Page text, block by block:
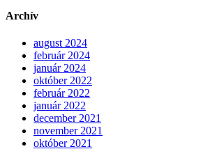
Archív
august 2024
február 2024
január 2024
október 2022
február 2022
január 2022
december 2021
november 2021
október 2021